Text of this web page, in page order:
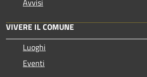
VIVERE IL COMUNE
Luoghi
Eventi